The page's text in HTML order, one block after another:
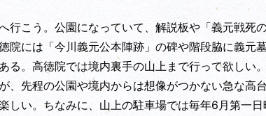
行こう。公園になっていて、解説板や「義元戦死
院には「今川義元公本陣跡」の碑や階段脇に義元
る。高徳院では境内裏手の山上まで行って欲しい
、先程の公園や境内からは想像がつかない急な高
しい。ちなみに、山上の駐車場では毎年6月第一